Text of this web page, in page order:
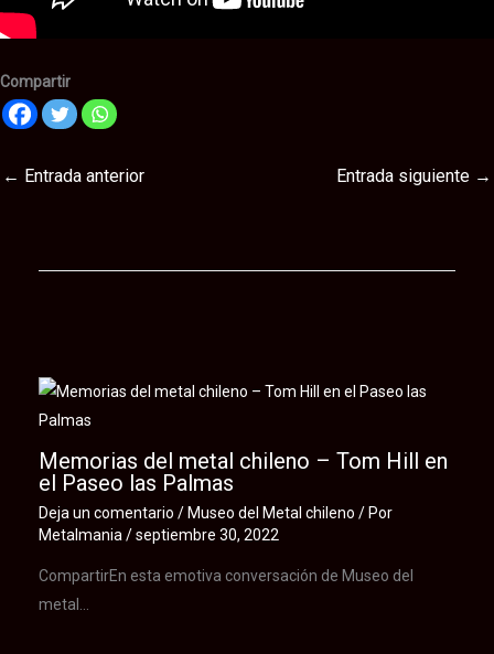
Compartir
← Entrada anterior Entrada siguiente →
Memorias del metal chileno – Tom Hill en
el Paseo las Palmas
Deja un comentario / Museo del Metal chileno / Por
Metalmania/septiembre 30, 2022
CompartirEn esta emotiva conversación de Museo del
metal…